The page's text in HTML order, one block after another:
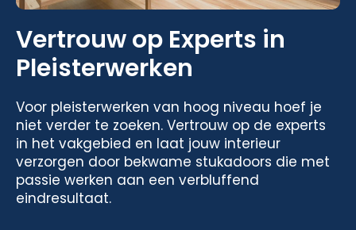
Vertrouw op Experts in
Pleisterwerken
Voor pleisterwerken van hoog niveau hoef je
niet verder te zoeken. Vertrouw op de experts
in het vakgebied en laat jouw interieur
verzorgen door bekwame stukadoors die met
passie werken aan een verbluffend
eindresultaat.